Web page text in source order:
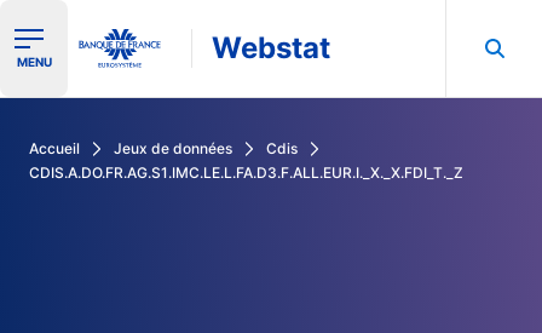
Ouvrir le menu de navigation
MENU Webstat
Accueil Jeux de données
Cdis
CDIS.A.DO.FR.AG.S1.IMC.LE.L.FA.D3.F.ALL.EUR.I._X._X.FDI_T._Z